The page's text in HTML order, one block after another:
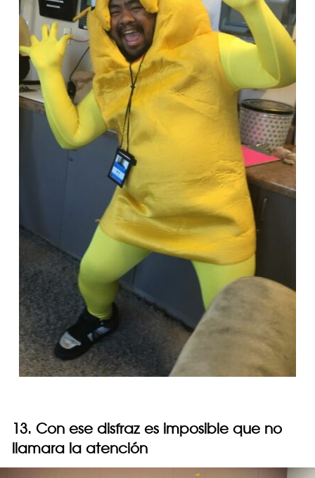
13. Con ese disfraz es imposible que no
llamara la atención